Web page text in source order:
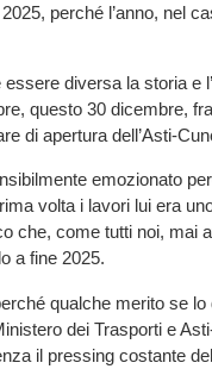
perché l’anno, nel
diversa la storia e
questo 30 dicembre,
di apertura dell’Asti-
emozionato
volta i lavori lui era
che, come tutti noi, mai
a fine 2025.
qualche merito se
dei Trasporti e
il pressing costante